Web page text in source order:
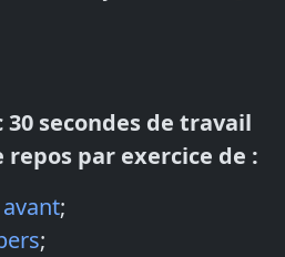
30 secondes de travail
repos par exercice de :
;
;